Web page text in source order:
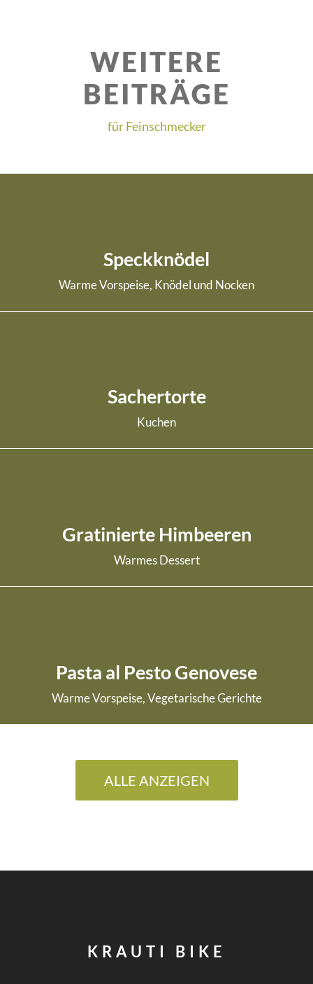
WEITERE
BEITRÄGE
für Feinschmecker
Speckknödel
Warme Vorspeise, Knödel und Nocken
weiterlesen
Sachertorte
Kuchen
weiterlesen
Gratinierte Himbeeren
Warmes Dessert
weiterlesen
Pasta al Pesto Genovese
Warme Vorspeise, Vegetarische Gerichte
weiterlesen
ALLE ANZEIGEN
KRAUTI BIKE